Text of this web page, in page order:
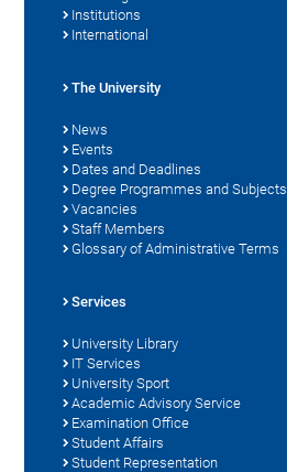
Institutions
International
The University
News
Events
Dates and Deadlines
Degree Programmes and Subjects
Vacancies
Staff Members
Glossary of Administrative Terms
Services
University Library
IT Services
University Sport
Academic Advisory Service
Examination Office
Student Affairs
Student Representation